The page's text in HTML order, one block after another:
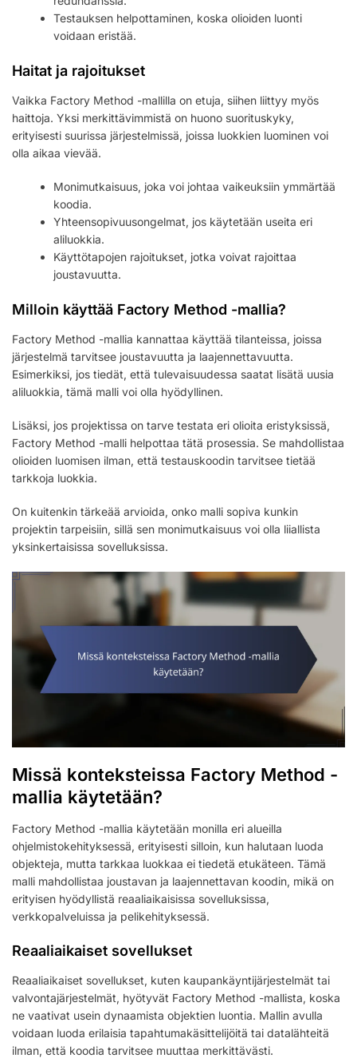
Testauksen helpottaminen, koska olioiden luonti
voidaan eristää.
Haitat ja rajoitukset
Vaikka Factory Method -mallilla on etuja, siihen liittyy myös
haittoja. Yksi merkittävimmistä on huono suorituskyky,
erityisesti suurissa järjestelmissä, joissa luokkien luominen voi
olla aikaa vievää.
Monimutkaisuus, joka voi johtaa vaikeuksiin ymmärtää
koodia.
Yhteensopivuusongelmat, jos käytetään useita eri
aliluokkia.
Käyttötapojen rajoitukset, jotka voivat rajoittaa
joustavuutta.
Milloin käyttää Factory Method -mallia?
Factory Method -mallia kannattaa käyttää tilanteissa, joissa
järjestelmä tarvitsee joustavuutta ja laajennettavuutta.
Esimerkiksi, jos tiedät, että tulevaisuudessa saatat lisätä uusia
aliluokkia, tämä malli voi olla hyödyllinen.
Lisäksi, jos projektissa on tarve testata eri olioita eristyksissä,
Factory Method -malli helpottaa tätä prosessia. Se mahdollistaa
olioiden luomisen ilman, että testauskoodin tarvitsee tietää
tarkkoja luokkia.
On kuitenkin tärkeää arvioida, onko malli sopiva kunkin
projektin tarpeisiin, sillä sen monimutkaisuus voi olla liiallista
yksinkertaisissa sovelluksissa.
Missä konteksteissa Factory Method -
mallia käytetään?
Factory Method -mallia käytetään monilla eri alueilla
ohjelmistokehityksessä, erityisesti silloin, kun halutaan luoda
objekteja, mutta tarkkaa luokkaa ei tiedetä etukäteen. Tämä
malli mahdollistaa joustavan ja laajennettavan koodin, mikä on
erityisen hyödyllistä reaaliaikaisissa sovelluksissa,
verkkopalveluissa ja pelikehityksessä.
Reaaliaikaiset sovellukset
Reaaliaikaiset sovellukset, kuten kaupankäyntijärjestelmät tai
valvontajärjestelmät, hyötyvät Factory Method -mallista, koska
ne vaativat usein dynaamista objektien luontia. Mallin avulla
voidaan luoda erilaisia tapahtumakäsittelijöitä tai datalähteitä
ilman, että koodia tarvitsee muuttaa merkittävästi.